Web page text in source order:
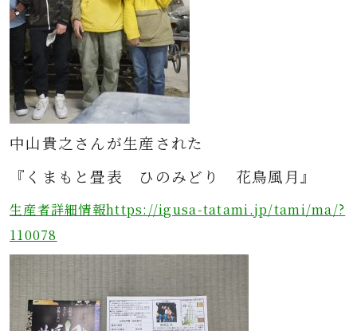
中山貴之さんが生産された
『くまもと畳表 ひのみどり 花鳥風月』
生産者詳細情報https://igusa-tatami.jp/tami/ma/?
110078